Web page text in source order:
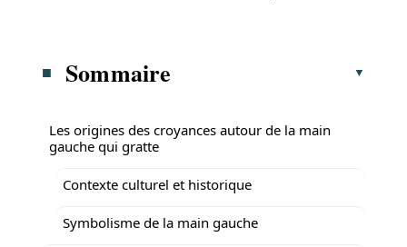
Sommaire
Les origines des croyances autour de la main
gauche qui gratte
Contexte culturel et historique
Symbolisme de la main gauche